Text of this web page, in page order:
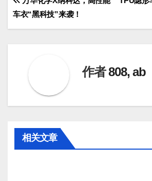
章
车衣“黑科技”来袭！
作者808, ab
相关文章